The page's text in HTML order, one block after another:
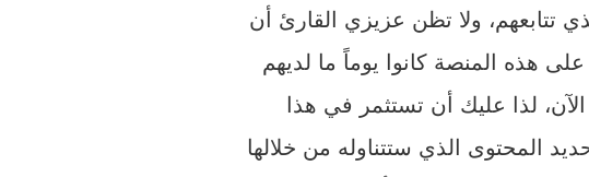
تتابعهم، ولا تظن عزيزي القارئ أن
هذه المنصة كانوا يوماً ما لديهم
لذا عليك أن تستثمر في هذا
المحتوى الذي ستتناوله من خلالها